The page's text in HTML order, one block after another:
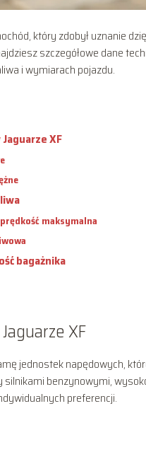
który zdobył uznanie
szczegółowe dane
i wymiarach pojazdu.
XF
maksymalna
bagażnika
XF
jednostek napędowych,
silnikami benzynowymi,
preferencji.